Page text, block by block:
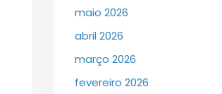
maio 2026
abril 2026
março 2026
fevereiro 2026